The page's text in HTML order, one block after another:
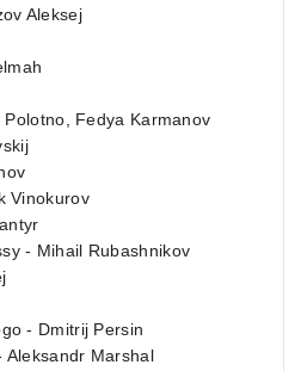
Aleksej
Fedya Karmanov
Vinokurov
- Mihail Rubashnikov
- Dmitrij Persin
Aleksandr Marshal